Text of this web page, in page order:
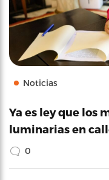
Noticias
Ya es ley que los
luminarias en
0